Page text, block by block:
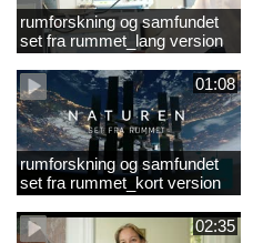
rumforskning og samfundet
set fra rummet_lang version
01:08
rumforskning og samfundet
set fra rummet_kort version
02:35